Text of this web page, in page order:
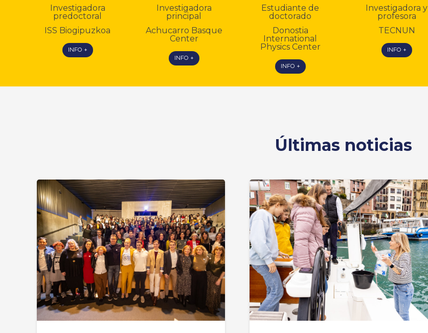
Investigadora
predoctoral
ISS Biogipuzkoa
INFO +
Investigadora
principal
Achucarro Basque
Center
INFO +
Estudiante de
doctorado
Donostia
International
Physics Center
INFO +
Investigadora y
profesora
TECNUN
INFO +
Últimas noticias